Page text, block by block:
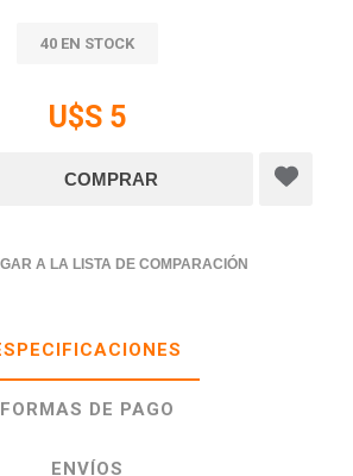
40 EN STOCK
U$S 5
A LA LISTA DE COMPARACIÓN
FORMAS DE PAGO
ENVÍOS